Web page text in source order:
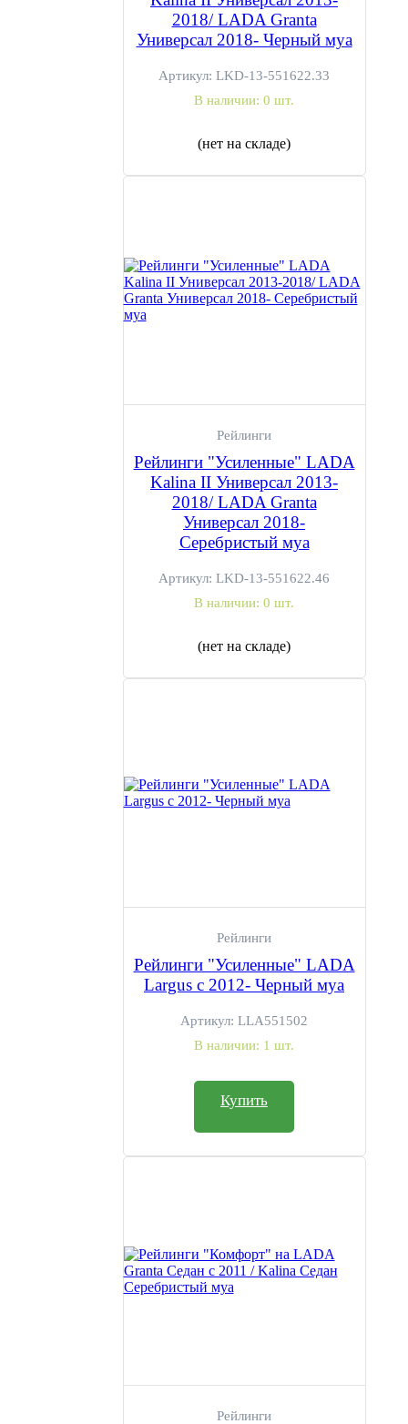
2018/ LADA Granta
Универсал 2018- Черный муа
Артикул: LKD-13-551622.33
В наличии: 0 шт.
(нет на складе)
Рейлинги
Рейлинги "Усиленные" LADA
Kalina II Универсал 2013-
2018/ LADA Granta
Универсал 2018-
Серебристый муа
Артикул: LKD-13-551622.46
В наличии: 0 шт.
(нет на складе)
Рейлинги
Рейлинги "Усиленные" LADA
Largus c 2012- Черный муа
Артикул: LLA551502
В наличии: 1 шт.
Купить
Рейлинги